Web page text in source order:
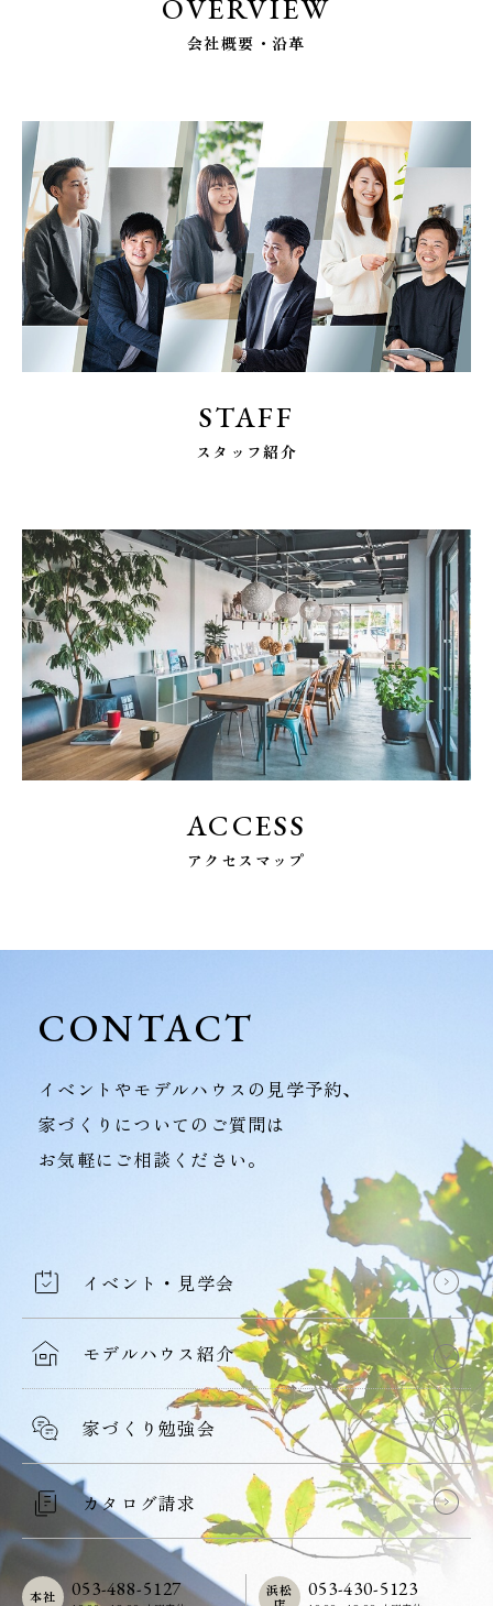
OVERVIEW
会社概要・沿革
STAFF
スタッフ紹介
ACCESS
アクセスマップ
CONTACT
イベントやモデルハウスの見学予約、
家づくりについてのご質問は
お気軽にご相談ください。
イベント・見学会
モデルハウス紹介
家づくり勉強会
カタログ請求
053-488-5127
本社 053-430-5123
浜松